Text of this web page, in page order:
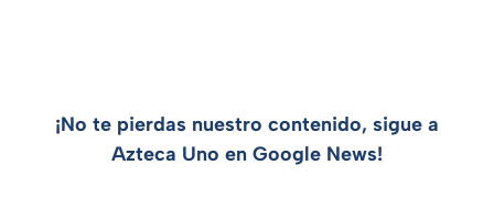
¡No te pierdas nuestro contenido, sigue a
Azteca Uno en Google News!